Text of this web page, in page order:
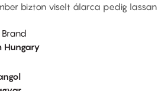
bizton viselt álarca pedig lassan
Hungary